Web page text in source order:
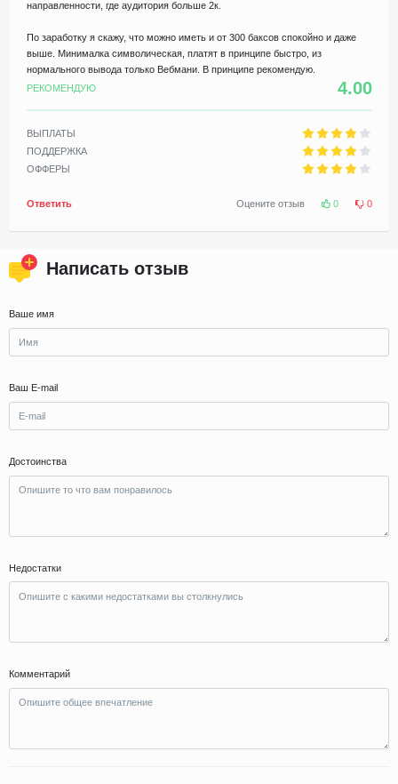
направленности, где аудитория больше 2к.
По заработку я скажу, что можно иметь и от 300 баксов спокойно и даже
выше. Минималка символическая, платят в принципе быстро, из
нормального вывода только Вебмани. В принципе рекомендую.
РЕКОМЕНДУЮ
4.00
ВЫПЛАТЫ
ПОДДЕРЖКА
ОФФЕРЫ
Ответить Оцените отзыв 0 0
Написать отзыв
Ваше имя
Ваш E-mail
Достоинства
Недостатки
Комментарий